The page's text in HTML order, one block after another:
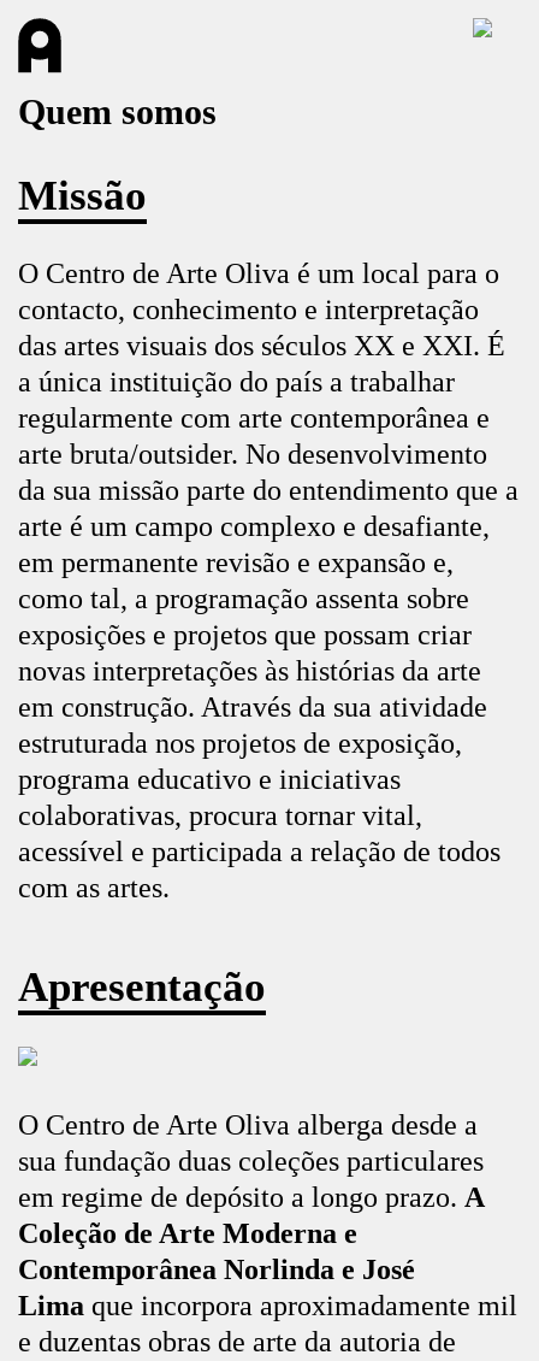
Quem somos
Missão
O Centro de Arte Oliva é um local para o
contacto, conhecimento e interpretação
das artes visuais dos séculos XX e XXI. É
a única instituição do país a trabalhar
regularmente com arte contemporânea e
arte bruta/outsider. No desenvolvimento
da sua missão parte do entendimento que a
arte é um campo complexo e desafiante,
em permanente revisão e expansão e,
como tal, a programação assenta sobre
exposições e projetos que possam criar
novas interpretações às histórias da arte
em construção. Através da sua atividade
estruturada nos projetos de exposição,
programa educativo e iniciativas
colaborativas, procura tornar vital,
acessível e participada a relação de todos
com as artes.
Apresentação
O Centro de Arte Oliva alberga desde a
sua fundação duas coleções particulares
em regime de depósito a longo prazo. A
Coleção de Arte Moderna e
Contemporânea Norlinda e José
Lima que incorpora aproximadamente mil
e duzentas obras de arte da autoria de